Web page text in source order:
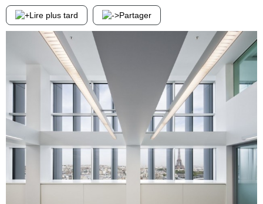
Lire plus tard Partager